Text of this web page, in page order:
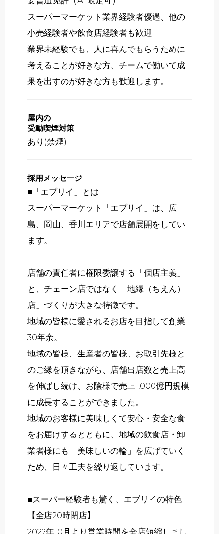
スーパーマーケット業界経験者優遇、他の
小売経験者や飲食店経験者も歓迎
業界未経験でも、人に喜んでもらうために
考えることが好きな方、チームで働いて成
果を出すのが好きな方も歓迎します。
屋内の
受動喫煙対策
あり(禁煙)
採用メッセージ
■「エブリイ」とは
スーパーマーケット「エブリイ」は、広
島、岡山、香川エリアで店舗展開をしてい
ます。
店舗の責任者に権限委譲する「個店主義」
と、チェーン店ではなく「地縁（ちえん）
店」づくりが大きな特徴です。
地域の皆様に愛されるお店を目指して創業
30年余。
地域の皆様、生産者の皆様、お取引先様と
のご縁を頂きながら、店舗出店数と売上高
を伸ばし続け、お陰様で売上1,000億円規模
に成長することができました。
地域のお客様に美味しくて安心・安全な食
をお届けするとともに、地域の飲食店・卸
業者様にも「美味しいの輪」を広げていく
ため、日々工夫を繰り返しています。
■スーパー経験者も驚く、エブリイの特色
【全店20時閉店】
2022年10月より営業時間を全店短縮しまし